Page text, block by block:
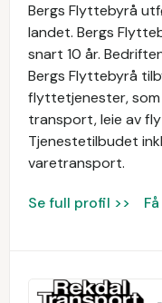
Bergs Flyttebyrå
landet. Bergs
snart 10 år.
Bergs Flyttebyrå
flyttetjenester,
transport, leie av
Tjenestetilbudet
varetransport.
Se full profil >>